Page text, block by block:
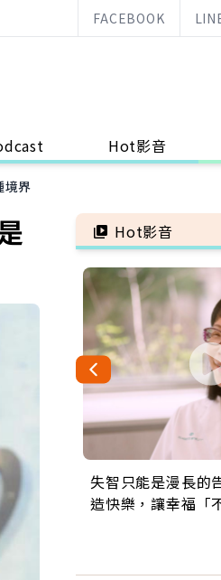
FACEBOOK
Hot影音
境界
Hot影音
失智只能是漫長的
造快樂，讓幸福「
來自剛果的巧克力
36年 「台灣是我的
63歲卸矽谷副總、
樂！「蛋黃哥小丑
104歲打破金氏世
最年長羽球選手，
事業巔峰他選擇
小提琴還登上小巨